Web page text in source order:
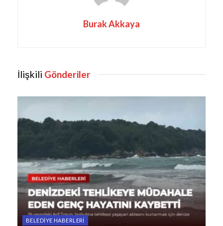
Burak Akkaya
İlişkili Gönderiler
BELEDIYE HABERLERI